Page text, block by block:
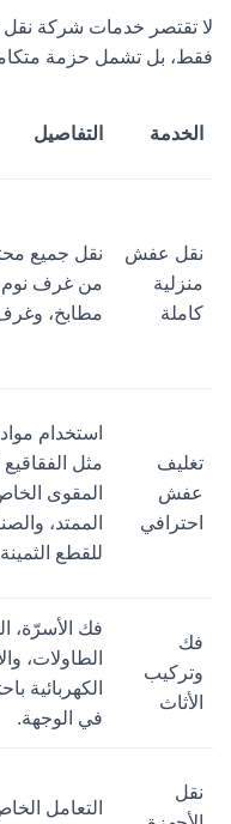
لا تقتصر خدمات شركة نقل
فقط، بل تشمل حزمة
الخدمة التفاصيل
نقل عفش
منزلية
كاملة
نقل جميع
من غرف
مطابخ،
تغليف
عفش
احترافي
استخدام
مثل الفقاقيع
المقوى
الممتد،
للقطع
فك
وتركيب
الأثاث
فك الأسرّة،
الطاولات،
الكهربائية
في الوجهة.
نقل
التعامل